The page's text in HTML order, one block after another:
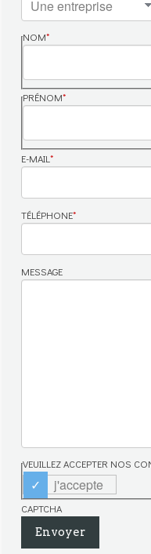
NOM*
PRÉNOM*
E-MAIL*
TÉLÉPHONE*
MESSAGE
VEUILLEZ ACCEPTER NOS
j'accepte
CAPTCHA